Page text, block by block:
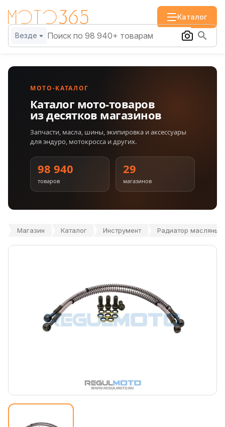
Каталог
Везде
МОТО-КАТАЛОГ
Каталог мото-товаров
из десятков магазинов
Запчасти, масла, шины, экипировка и аксессуары
для эндуро, мотокросса и других.
98 940
товаров
29
магазинов
Магазин Каталог Инструмент Радиатор масляный